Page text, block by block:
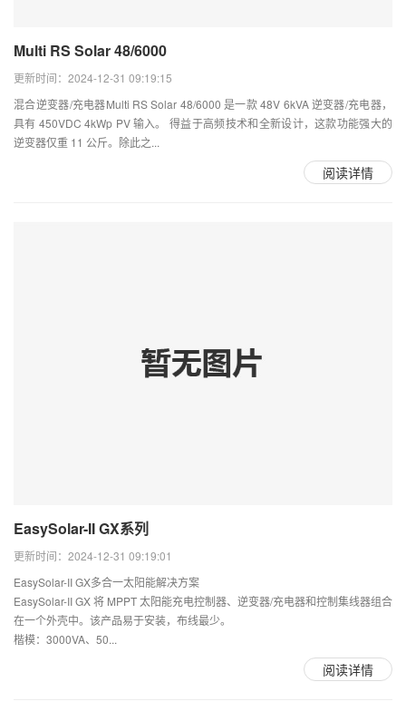
Multi RS Solar 48/6000
更新时间：2024-12-31 09:19:15
混合逆变器/充电器Multi RS Solar 48/6000 是一款 48V 6kVA 逆变器/充电器，
具有 450VDC 4kWp PV 输入。 得益于高频技术和全新设计，这款功能强大的
逆变器仅重 11 公斤。除此之...
阅读详情
EasySolar-II GX系列
更新时间：2024-12-31 09:19:01
EasySolar-II GX多合一太阳能解决方案
EasySolar-II GX 将 MPPT 太阳能充电控制器、逆变器/充电器和控制集线器组合
在一个外壳中。该产品易于安装，布线最少。
楷模：3000VA、50...
阅读详情